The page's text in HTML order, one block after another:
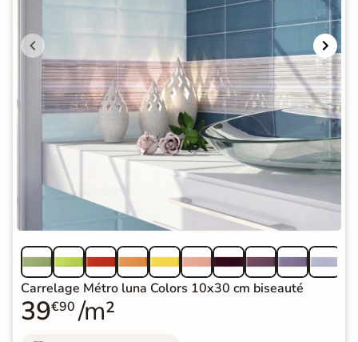
Carrelage Métro luna Colors 10x30 cm biseauté
39€90 /m²